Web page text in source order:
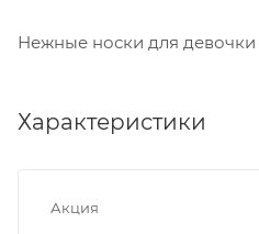
Нежные носки для
Характеристики
Акция